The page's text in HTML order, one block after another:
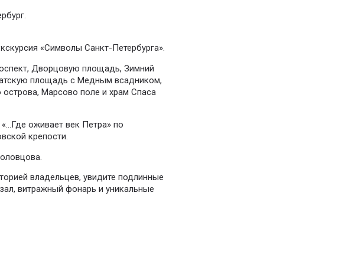
«Символы Санкт-Петербурга».
Дворцовую площадь, Зимний
площадь с Медным всадником,
острова, Марсово поле и храм Спаса
оживает век Петра» по
крепости.
владельцев, увидите подлинные
витражный фонарь и уникальные